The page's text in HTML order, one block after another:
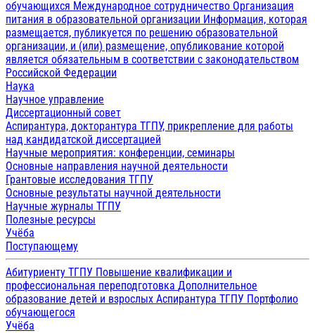
обучающихся Международное сотрудничество Организация
питания в образовательной организации Информация, которая
размещается, публикуется по решению образовательной
организации, и (или) размещение, опубликование которой
является обязательным в соответствии с законодательством
Российской Федерации
Наука
Научное управление
Диссертационный совет
Аспирантура, докторантура ТГПУ, прикрепление для работы
над кандидатской диссертацией
Научные мероприятия: конференции, семинары
Основные направления научной деятельности
Грантовые исследования ТГПУ
Основные результаты научной деятельности
Научные журналы ТГПУ
Полезные ресурсы
Учёба
Поступающему
Абитуриенту ТГПУ Повышение квалификации и
профессиональная переподготовка Дополнительное
образование детей и взрослых Аспирантура ТГПУ Портфолио
обучающегося
Учёба